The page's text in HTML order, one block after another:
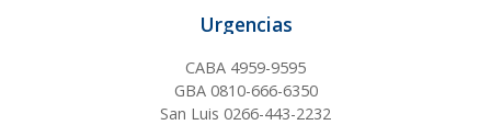
Urgencias
CABA 4959-9595
GBA 0810-666-6350
San Luis 0266-443-2232